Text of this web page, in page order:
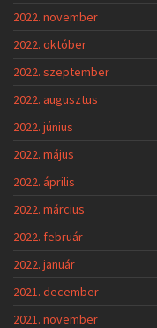
2022. november
2022. október
2022. szeptember
2022. augusztus
2022. június
2022. május
2022. április
2022. március
2022. február
2022. január
2021. december
2021. november